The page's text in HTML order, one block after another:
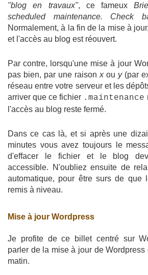
"blog en travaux", ce fameux
scheduled maintenance. Check
Normalement, à la fin de la mise à
et l'accès au blog est réouvert.
Par contre, lorsqu'une mise à jour
pas bien, par une raison xou y(par
réseau entre votre serveur et les
arriver que ce fichier .maintenance
l'accès au blog reste fermé.
Dans ce cas là, et si après une
minutes vous avez toujours le
d'effacer le fichier et le blog
accessible. N'oubliez ensuite de
automatique, pour être surs de que
remis à niveau.
Mise à jour Wordpress
Je profite de ce billet centré sur
parler de la mise à jour de
matin.